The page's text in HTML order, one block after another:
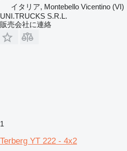
イタリア, Montebello Vicentino (VI)
UNI.TRUCKS S.R.L.
販売会社に連絡
1
Terberg YT 222 - 4x2